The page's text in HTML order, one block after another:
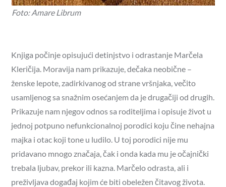
Foto: Amare Librum
Knjiga počinje opisujući detinjstvo i odrastanje Marčela
Kleričija. Moravija nam prikazuje, dečaka neobične –
ženske lepote, zadirkivanog od strane vršnjaka, večito
usamljenog sa snažnim osećanjem da je drugačiji od drugih.
Prikazuje nam njegov odnos sa roditeljima i opisuje život u
jednoj potpuno nefunkcionalnoj porodici koju čine nehajna
majka i otac koji tone u ludilo. U toj porodici nije mu
pridavano mnogo značaja, čak i onda kada mu je očajnički
trebala ljubav, prekor ili kazna. Marčelo odrasta, ali i
preživljava događaj kojim će biti obeležen čitavog života.